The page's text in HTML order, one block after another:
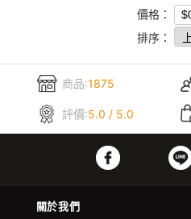
價格：
排序：
商品:1875
評價:5.0 / 5.0
關於我們